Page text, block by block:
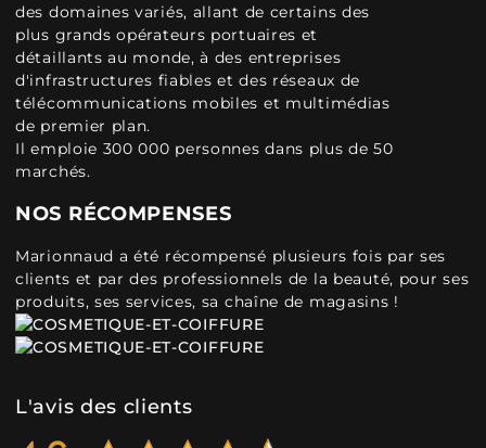
des domaines variés, allant de certains des
plus grands opérateurs portuaires et
détaillants au monde, à des entreprises
d'infrastructures fiables et des réseaux de
télécommunications mobiles et multimédias
de premier plan.
Il emploie 300 000 personnes dans plus de 50
marchés.
NOS RÉCOMPENSES
Marionnaud a été récompensé plusieurs fois par ses
clients et par des professionnels de la beauté, pour ses
produits, ses services, sa chaîne de magasins !
L'avis des clients